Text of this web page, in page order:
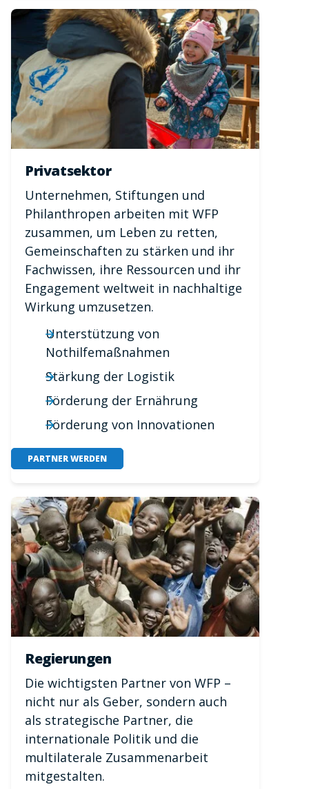
Privatsektor
Unternehmen, Stiftungen und
Philanthropen arbeiten mit WFP
zusammen, um Leben zu retten,
Gemeinschaften zu stärken und ihr
Fachwissen, ihre Ressourcen und ihr
Engagement weltweit in nachhaltige
Wirkung umzusetzen.
Unterstützung von
Nothilfemaßnahmen
Stärkung der Logistik
Förderung der Ernährung
Förderung von Innovationen
PARTNER WERDEN
Regierungen
Die wichtigsten Partner von WFP –
nicht nur als Geber, sondern auch
als strategische Partner, die
internationale Politik und die
multilaterale Zusammenarbeit
mitgestalten.